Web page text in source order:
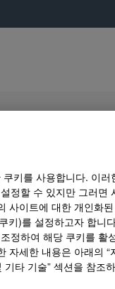
키를 사용합니다. 이러
정할 수 있지만 그러면
사이트에 대한 개인화
키)를 설정하고자 합니
정하여 해당 쿠키를 활
자세한 내용은 아래의 “
타 기술” 섹션을 참조